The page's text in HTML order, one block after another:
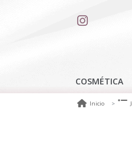
COSMÉTICA
Inicio